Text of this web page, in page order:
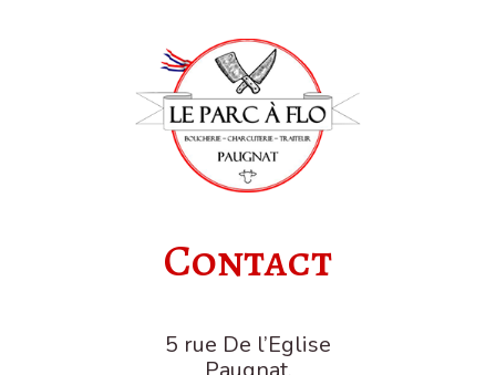
Contact
5 rue De l’Eglise